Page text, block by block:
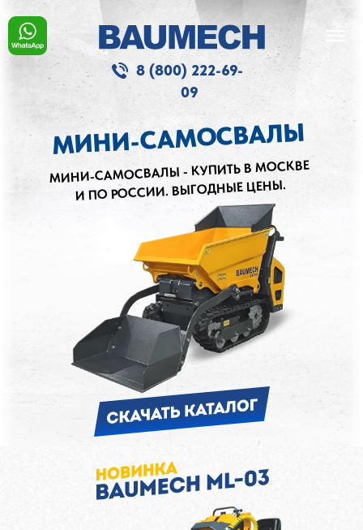
8 (800) 222-69-
09
МИНИ-САМОСВАЛЫ
МИНИ-САМОСВАЛЫ - КУПИТЬ В МОСКВЕ
И ПО РОССИИ. ВЫГОДНЫЕ ЦЕНЫ.
Мини-погрузчик, минипогрузчик,
модельный ряд баумех,
ml-02, ml-022, gt-1000, новинка, в